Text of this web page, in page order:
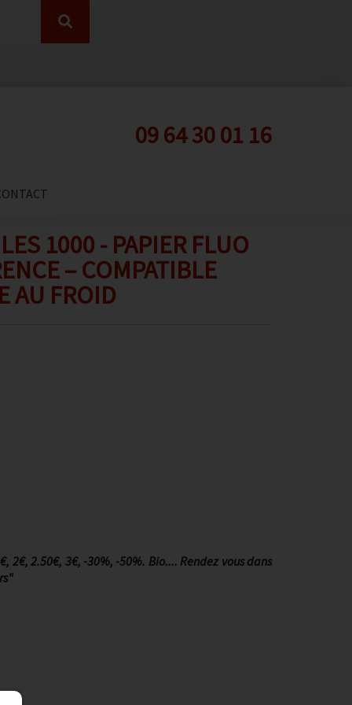
09 64 30 01 16
1000 - PAPIER FLUO
– COMPATIBLE
AU FROID
2€, 2.50€, 3€, -30%, -50%. Bio.... Rendez vous dans